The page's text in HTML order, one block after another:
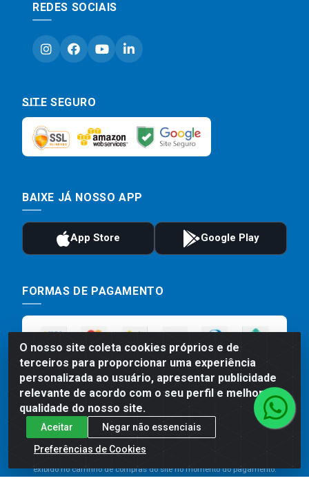
O nosso site coleta cookies próprios e de
terceiros para proporcionar uma experiência
personalizada ao usuário, apresentar publicidade
relevante de acordo com o seu perfil e melhorar a
qualidade do nosso site.
Aceitar
Negar não essenciais
Preferências de Cookies
REDES SOCIAIS
SITE SEGURO
BAIXE JÁ NOSSO APP
FORMAS DE PAGAMENTO
Preços, promoções, condições de pagamento e frete são válidos
para compras realizadas exclusivamente pelo site. Caso haja
divergência de preço de um produto, será válido o preço que for
exibido no carrinho de compras do site no momento do pagamento.